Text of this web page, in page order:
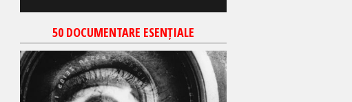
50 DOCUMENTARE ESENȚIALE